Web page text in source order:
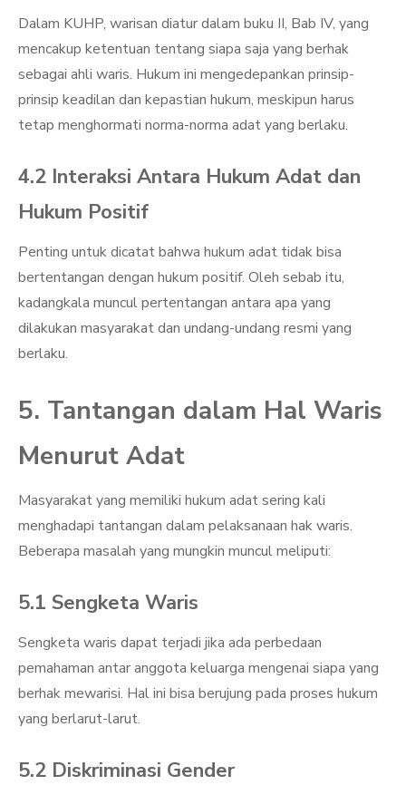
Dalam KUHP, warisan diatur dalam buku II, Bab IV, yang
mencakup ketentuan tentang siapa saja yang berhak
sebagai ahli waris. Hukum ini mengedepankan prinsip-
prinsip keadilan dan kepastian hukum, meskipun harus
tetap menghormati norma-norma adat yang berlaku.
4.2 Interaksi Antara Hukum Adat dan
Hukum Positif
Penting untuk dicatat bahwa hukum adat tidak bisa
bertentangan dengan hukum positif. Oleh sebab itu,
kadangkala muncul pertentangan antara apa yang
dilakukan masyarakat dan undang-undang resmi yang
berlaku.
5. Tantangan dalam Hal Waris
Menurut Adat
Masyarakat yang memiliki hukum adat sering kali
menghadapi tantangan dalam pelaksanaan hak waris.
Beberapa masalah yang mungkin muncul meliputi:
5.1 Sengketa Waris
Sengketa waris dapat terjadi jika ada perbedaan
pemahaman antar anggota keluarga mengenai siapa yang
berhak mewarisi. Hal ini bisa berujung pada proses hukum
yang berlarut-larut.
5.2 Diskriminasi Gender